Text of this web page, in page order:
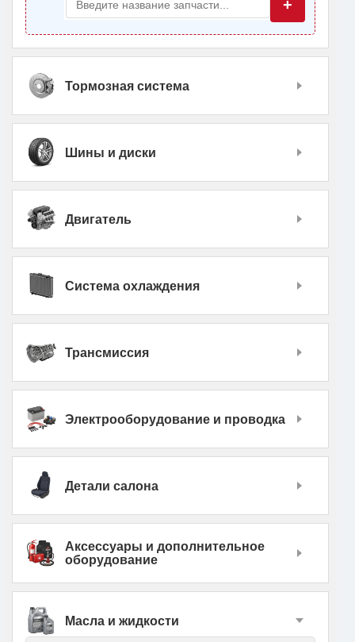
+
Тормозная система
Шины и диски
Двигатель
Система охлаждения
Трансмиссия
Электрооборудование и проводка
Детали салона
Аксессуары и дополнительное
оборудование
Масла и жидкости